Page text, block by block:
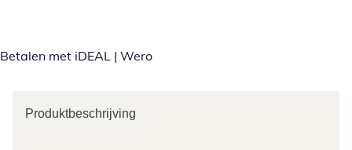
Betalen met iDEAL | Wero
Produktbeschrijving